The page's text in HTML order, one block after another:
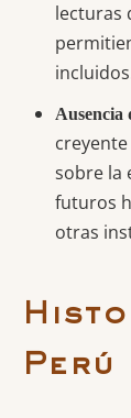
lecturas
Ausencia
sobre la
futuros
otras
Perú